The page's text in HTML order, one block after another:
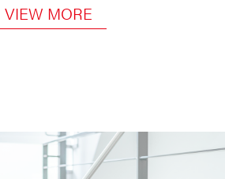
VIEW MORE